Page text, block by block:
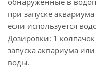
при запуске
если используется
Дозировки: 1
запуска аквариума
воды.